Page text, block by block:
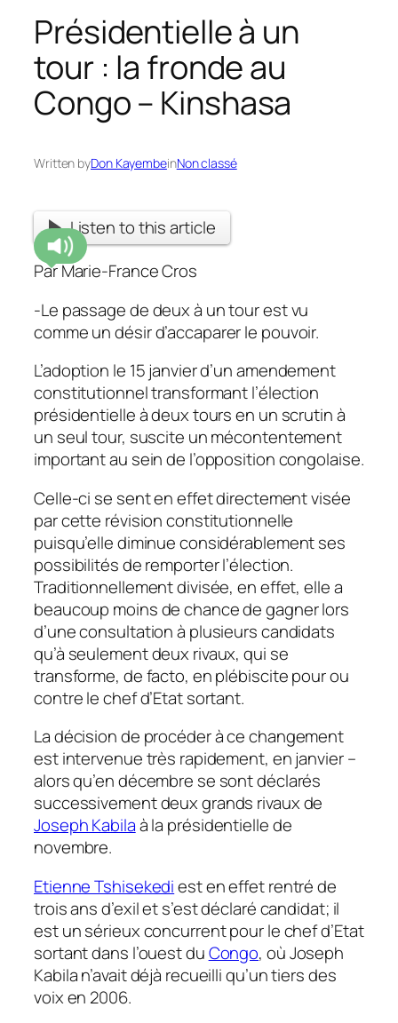
Présidentielle à un
tour : la fronde au
Congo – Kinshasa
Written byDon KayembeinNon classé
Listen to this article
Par Marie-France Cros
-Le passage de deux à un tour est vu
comme un désir d’accaparer le pouvoir.
L’adoption le 15 janvier d’un amendement
constitutionnel transformant l’élection
présidentielle à deux tours en un scrutin à
un seul tour, suscite un mécontentement
important au sein de l’opposition congolaise.
Celle-ci se sent en effet directement visée
par cette révision constitutionnelle
puisqu’elle diminue considérablement ses
possibilités de remporter l’élection.
Traditionnellement divisée, en effet, elle a
beaucoup moins de chance de gagner lors
d’une consultation à plusieurs candidats
qu’à seulement deux rivaux, qui se
transforme, de facto, en plébiscite pour ou
contre le chef d’Etat sortant.
La décision de procéder à ce changement
est intervenue très rapidement, en janvier –
alors qu’en décembre se sont déclarés
successivement deux grands rivaux de
Joseph Kabilaà la présidentielle de
novembre.
Etienne Tshisekediest en effet rentré de
trois ans d’exil et s’est déclaré candidat; il
est un sérieux concurrent pour le chef d’Etat
sortant dans l’ouest duCongo, où Joseph
Kabila n’avait déjà recueilli qu’un tiers des
voix en 2006.